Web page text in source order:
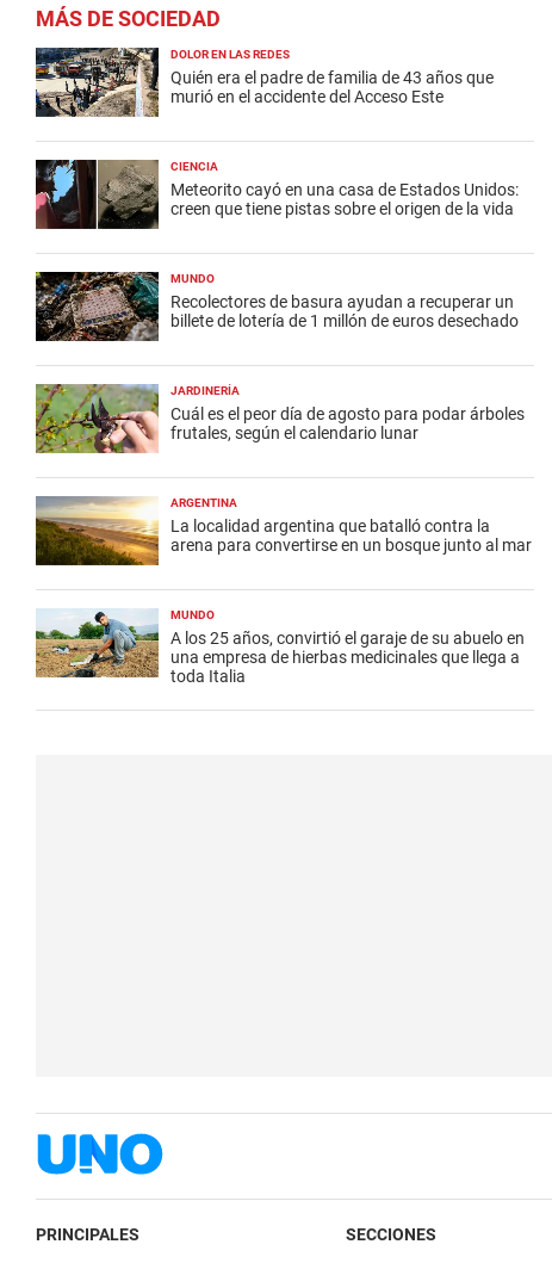
MÁS DE SOCIEDAD
DOLOR EN LAS REDES
Quién era el padre de familia de 43 años que
murió en el accidente del Acceso Este
CIENCIA
Meteorito cayó en una casa de Estados Unidos:
creen que tiene pistas sobre el origen de la vida
MUNDO
Recolectores de basura ayudan a recuperar un
billete de lotería de 1 millón de euros desechado
JARDINERÍA
Cuál es el peor día de agosto para podar árboles
frutales, según el calendario lunar
ARGENTINA
La localidad argentina que batalló contra la
arena para convertirse en un bosque junto al mar
MUNDO
A los 25 años, convirtió el garaje de su abuelo en
una empresa de hierbas medicinales que llega a
toda Italia
PRINCIPALES SECCIONES